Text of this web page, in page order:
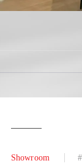
Showroom